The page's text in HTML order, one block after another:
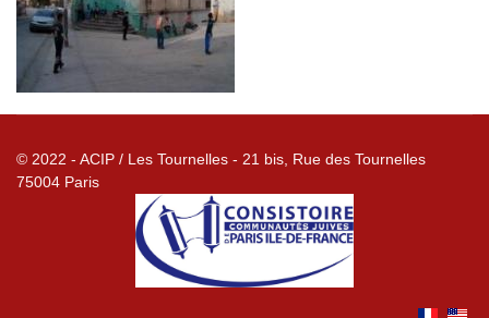
© 2022 - ACIP / Les Tournelles - 21 bis, Rue des Tournelles
75004 Paris